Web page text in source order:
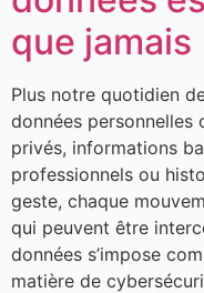
que jamais
Plus notre quotidien
données personnelles
privés, informations
professionnels ou
geste, chaque
qui peuvent être
données s’impose
matière de